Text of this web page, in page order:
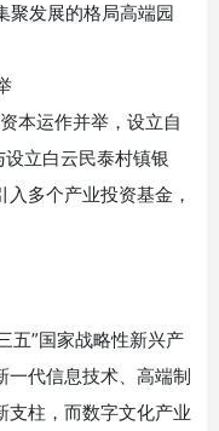
聚发展的格局高端园
本运作并举，设立自
立白云民泰村镇银
多个产业投资基金，
五”国家战略性新兴产
代信息技术、高端制
支柱，而数字文化产业